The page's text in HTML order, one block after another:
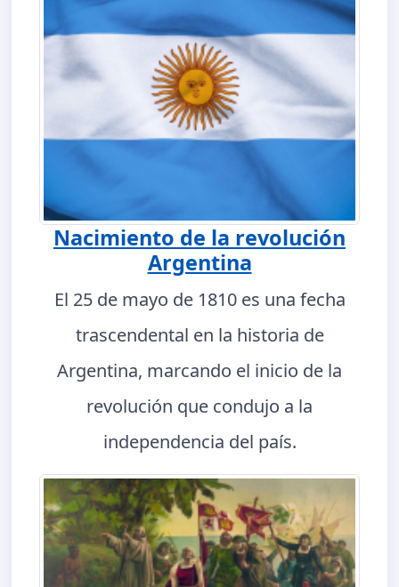
Nacimiento de la revolución
Argentina
El 25 de mayo de 1810 es una fecha
trascendental en la historia de
Argentina, marcando el inicio de la
revolución que condujo a la
independencia del país.